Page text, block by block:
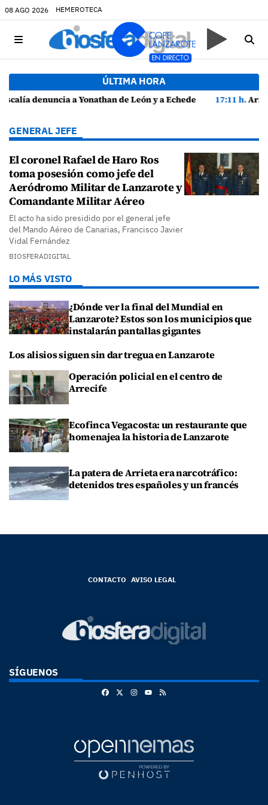
08 AGO 2026 HEMEROTECA
ÚLTIMA HORA
y a Echedey Eugenio por presuntas anomalías en contratos festivos
17:11 h.Arrecife reabre la playa de El Reducto con las
GENERAL JEFE
El coronel Rafael de Haro Ros
toma posesión como jefe del
Aeródromo Militar de Lanzarote y
Comandante Militar Aéreo
El acto ha sido presidido por el general jefe
del Mando Aéreo de Canarias, Francisco Javier
Vidal Fernández
BIOSFERADIGITAL
LO MÁS VISTO
¿Dónde ver la final del Mundial en
Lanzarote? Estos son los municipios que
instalarán pantallas gigantes
Los alisios siguen sin dar tregua en Lanzarote
Operación policial en el centro de
Arrecife
Ecofinca Vegacosta: un restaurante que
homenajea la historia de Lanzarote
La patera de Arrieta era narcotráfico:
detenidos tres españoles y un francés
CONTACTO AVISO LEGAL
SÍGUENOS
FacebookInstagram